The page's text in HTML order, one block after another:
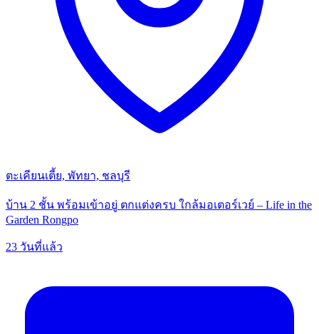
ตะเคียนเตี้ย, พัทยา, ชลบุรี
บ้าน 2 ชั้น พร้อมเข้าอยู่ ตกแต่งครบ ใกล้มอเตอร์เวย์ – Life in the
Garden Rongpo
23 วันที่แล้ว